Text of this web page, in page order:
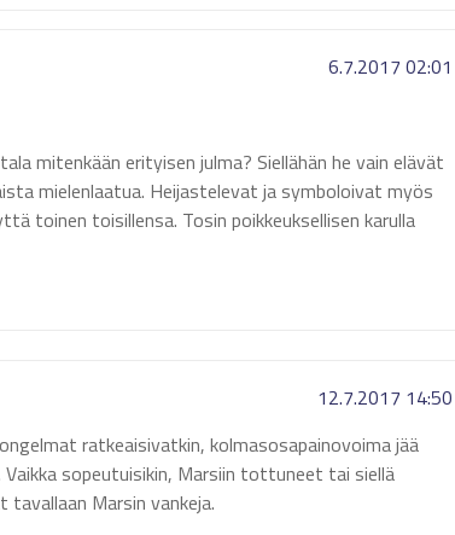
6.7.2017 02:01
mitenkään erityisen julma? Siellähän he vain elävät
mielenlaatua. Heijastelevat ja symboloivat myös
toinen toisillensa. Tosin poikkeuksellisen karulla
12.7.2017 14:50
ratkeaisivatkin, kolmasosapainovoima jää
sopeutuisikin, Marsiin tottuneet tai siellä
Marsin vankeja.